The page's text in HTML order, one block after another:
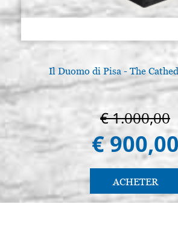
Il Duomo di Pisa - The
€ 1.000,00
€ 900,00
ACHETER